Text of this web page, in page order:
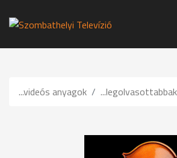
...videós anyagok ...legolvasottabbak